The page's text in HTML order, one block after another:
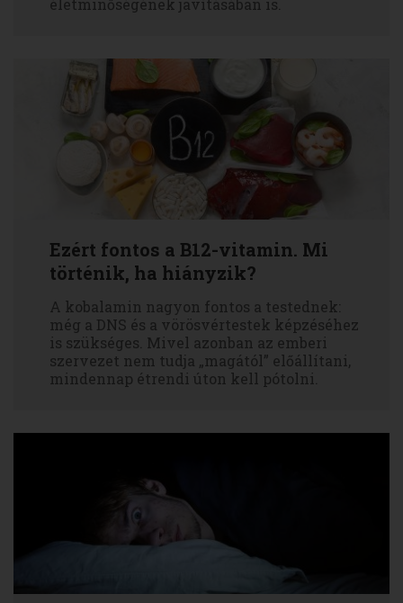
életminőségének javításában is.
Ezért fontos a B12-vitamin. Mi
történik, ha hiányzik?
A kobalamin nagyon fontos a testednek:
még a DNS és a vörösvértestek képzéséhez
is szükséges. Mivel azonban az emberi
szervezet nem tudja „magától” előállítani,
mindennap étrendi úton kell pótolni.